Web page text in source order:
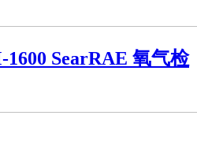
SearRAE 氧气检